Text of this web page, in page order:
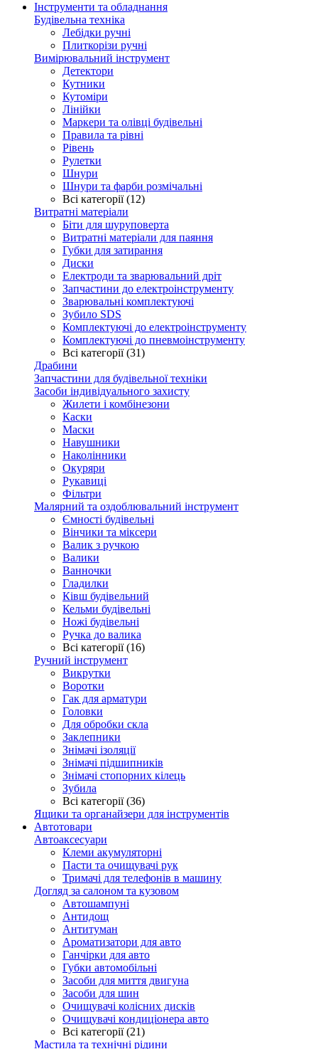
Інструменти та обладнання
Будівельна техніка
Лебідки ручні
Плиткорізи ручні
Вимірювальний інструмент
Детектори
Кутники
Кутоміри
Лінійки
Маркери та олівці будівельні
Правила та рівні
Рівень
Рулетки
Шнури
Шнури та фарби розмічальні
Всі категорії (12)
Витратні матеріали
Біти для шуруповерта
Витратні матеріали для паяння
Губки для затирання
Диски
Електроди та зварювальний дріт
Запчастини до електроінструменту
Зварювальні комплектуючі
Зубило SDS
Комплектуючі до електроінструменту
Комплектуючі до пневмоінструменту
Всі категорії (31)
Драбини
Запчастини для будівельної техніки
Засоби індивідуального захисту
Жилети і комбінезони
Каски
Маски
Навушники
Наколінники
Окуряри
Рукавиці
Фільтри
Малярний та оздоблювальний інструмент
Ємності будівельні
Вінчики та міксери
Валик з ручкою
Валики
Ванночки
Гладилки
Ківш будівельний
Кельми будівельні
Ножі будівельні
Ручка до валика
Всі категорії (16)
Ручний інструмент
Викрутки
Воротки
Гак для арматури
Головки
Для обробки скла
Заклепники
Знімачі ізоляції
Знімачі підшипників
Знімачі стопорних кілець
Зубила
Всі категорії (36)
Ящики та органайзери для інструментів
Автотовари
Автоаксесуари
Клеми акумуляторні
Пасти та очищувачі рук
Тримачі для телефонів в машину
Догляд за салоном та кузовом
Автошампуні
Антидощ
Антитуман
Ароматизатори для авто
Ганчірки для авто
Губки автомобільні
Засоби для миття двигуна
Засоби для шин
Очищувачі колісних дисків
Очищувачі кондиціонера авто
Всі категорії (21)
Мастила та технічні рідини